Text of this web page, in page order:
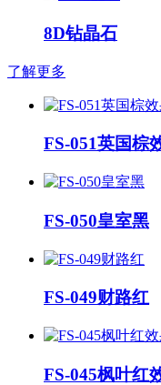
8D钻晶石
了解更多
FS-051英国棕
FS-050皇室黑
FS-049财路红
FS-045枫叶红